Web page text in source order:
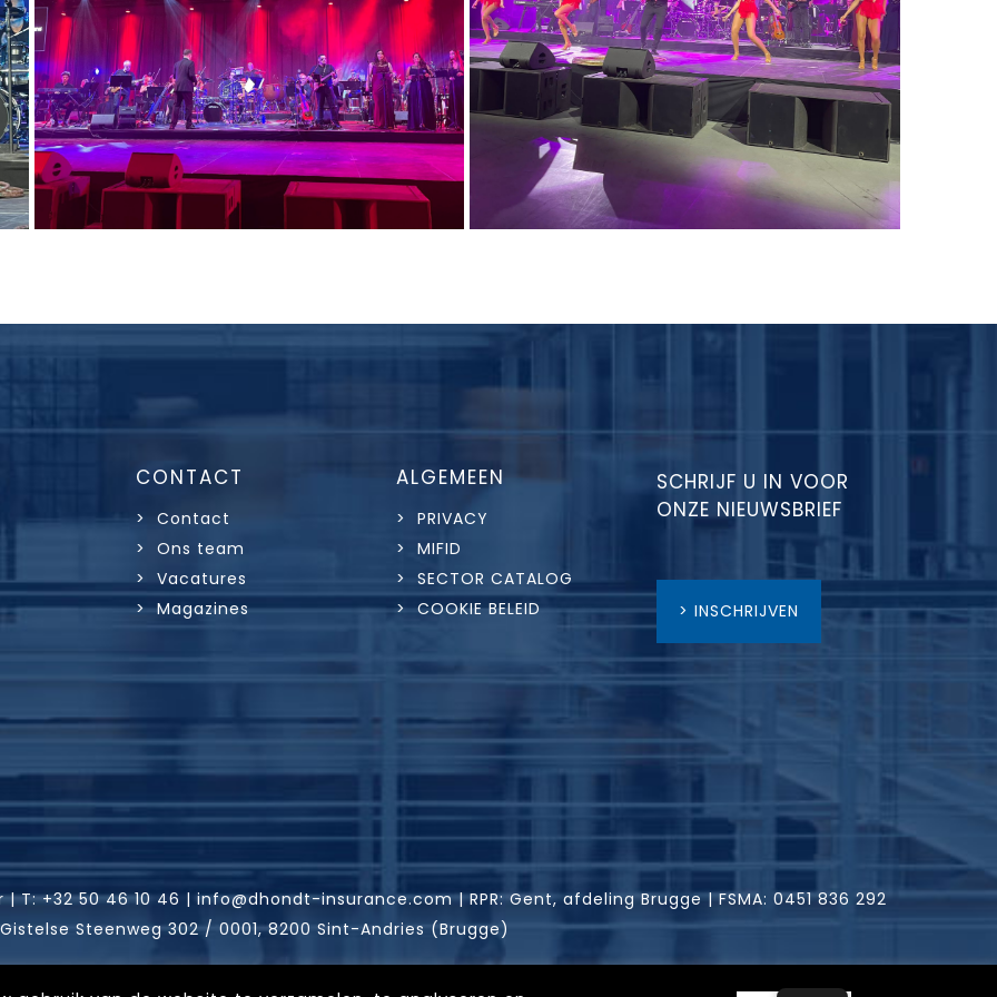
CONTACT
> Contact
> Ons team
> Vacatures
> Magazines
ALGEMEEN
> PRIVACY
> MIFID
> SECTOR CATALOG
> COOKIE BELEID
SCHRIJF U IN VOOR
ONZE NIEUWSBRIEF
> INSCHRIJVEN
|T:+32 50 46 10 46 | info@dhondt-insurance.com|RPR: Gent, afdeling Brugge | FSMA: 0451 836 292
Steenweg 302 / 0001, 8200 Sint-Andries (Brugge)